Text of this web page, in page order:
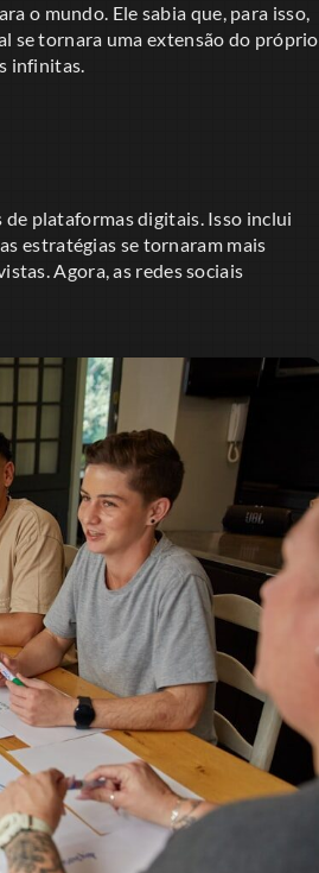
o mundo. Ele sabia que, para isso,
se tornara uma extensão do próprio
infinitas.
plataformas digitais. Isso inclui
estratégias se tornaram mais
Agora, as redes sociais